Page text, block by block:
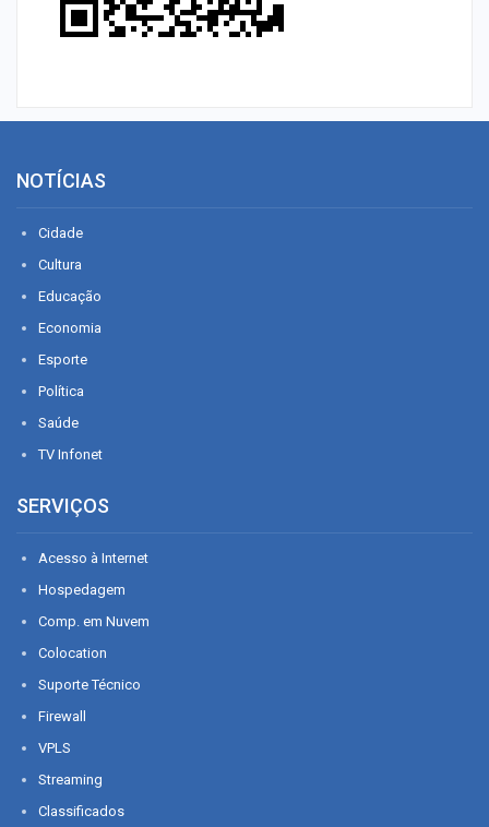
NOTÍCIAS
Cidade
Cultura
Educação
Economia
Esporte
Política
Saúde
TV Infonet
SERVIÇOS
Acesso à Internet
Hospedagem
Comp. em Nuvem
Colocation
Suporte Técnico
Firewall
VPLS
Streaming
Classificados